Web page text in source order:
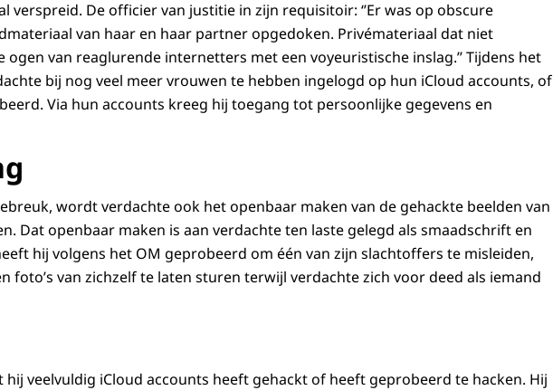
verspreid. De officier van justitie in zijn requisitoir: ‘’Er was op obscure
van haar en haar partner opgedoken. Privémateriaal dat niet
ogen van reaglurende internetters met een voyeuristische inslag.’’ Tijdens het
bij nog veel meer vrouwen te hebben ingelogd op hun iCloud accounts, of
Via hun accounts kreeg hij toegang tot persoonlijke gegevens en
wordt verdachte ook het openbaar maken van de gehackte beelden van
Dat openbaar maken is aan verdachte ten laste gelegd als smaadschrift en
hij volgens het OM geprobeerd om één van zijn slachtoffers te misleiden,
foto’s van zichzelf te laten sturen terwijl verdachte zich voor deed als iemand
veelvuldig iCloud accounts heeft gehackt of heeft geprobeerd te hacken. Hij